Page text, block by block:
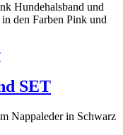
Hundehalsband und
den Farben Pink und
SET
Nappaleder in Schwarz